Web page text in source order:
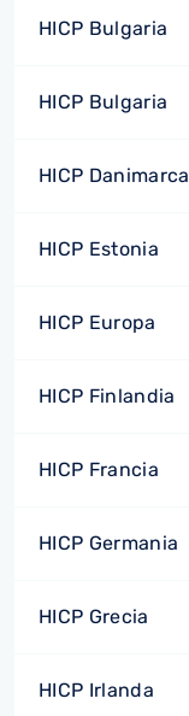
HICP Bulgaria
HICP Bulgaria
HICP Danimarca
HICP Estonia
HICP Europa
HICP Finlandia
HICP Francia
HICP Germania
HICP Grecia
HICP Irlanda